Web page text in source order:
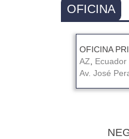
OFICINA
OFICINA
AZ
Ecuador
Av. José